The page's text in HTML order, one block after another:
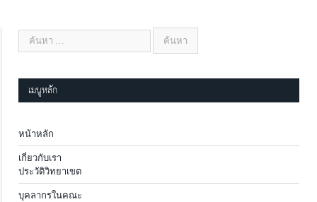
เมนูหลัก
หน้าหลัก
เกี่ยวกับเรา
ประวัติวิทยาเขต
บุคลากรในคณะ